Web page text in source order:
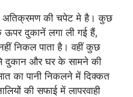
अतिक्रमण की चपेट मे है। कुछ
ऊपर दुकानें लगा ली गई हैं,
निकल पाता है। वहीं कुछ
दुकान और घर के सामने की
का पानी निकलने में दिक्कत
की सफाई में लापरवाही